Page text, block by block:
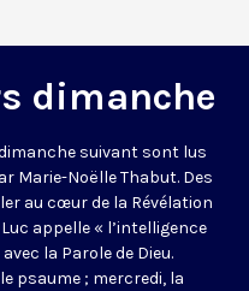
dimanche
suivant sont lus
Marie-Noëlle Thabut. Des
au cœur de la Révélation
appelle « l’intelligence
la Parole de Dieu.
psaume ; mercredi, la